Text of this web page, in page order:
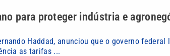
para proteger indústria e
Haddad, anunciou que o governo federal
as tarifas ...